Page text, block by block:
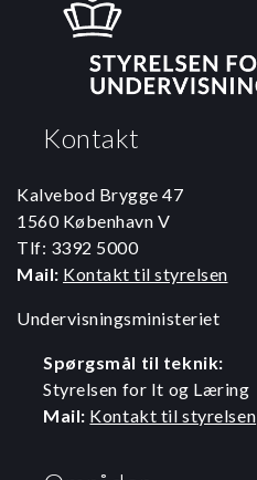
Kontakt
Kalvebod Brygge 47
1560 København V
Tlf: 3392 5000
Mail: Kontakt til styrelsen
Undervisningsministeriet
Spørgsmål til teknik:
Styrelsen for It og Læring
Mail: Kontakt til styrelsen